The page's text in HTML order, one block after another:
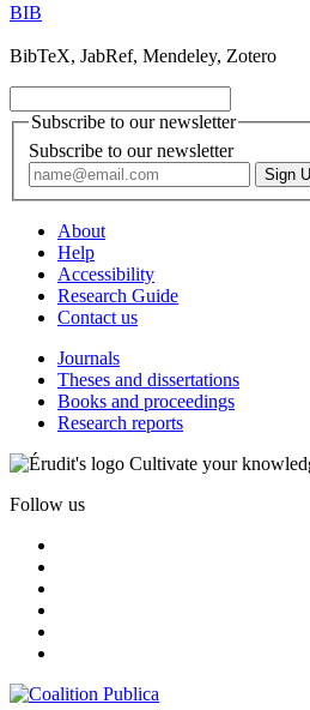
BIB
BibTeX, JabRef, Mendeley, Zotero
Subscribe to our newsletter
Subscribe to our newsletter
About
Help
Accessibility
Research Guide
Contact us
Journals
Theses and dissertations
Books and proceedings
Research reports
Cultivate your
Follow us